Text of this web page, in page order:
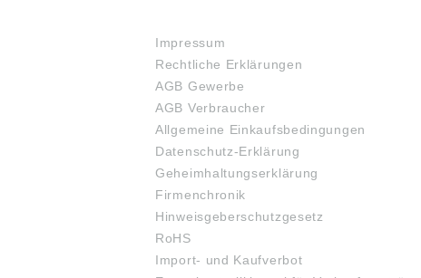
Impressum
Rechtliche Erklärungen
AGB Gewerbe
AGB Verbraucher
Allgemeine Einkaufsbedingungen
Datenschutz-Erklärung
Geheimhaltungserklärung
Firmenchronik
Hinweisgeberschutzgesetz
RoHS
Import- und Kaufverbot